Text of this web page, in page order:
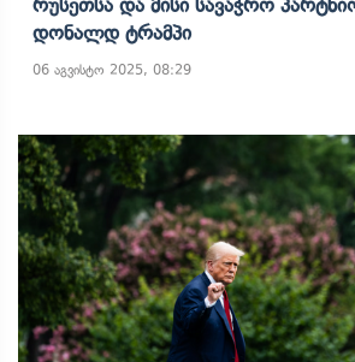
Რუსეთსა Და Მისი Სავაჭრო
Დონალდ Ტრამპი
06 აგვისტო 2025, 08:29